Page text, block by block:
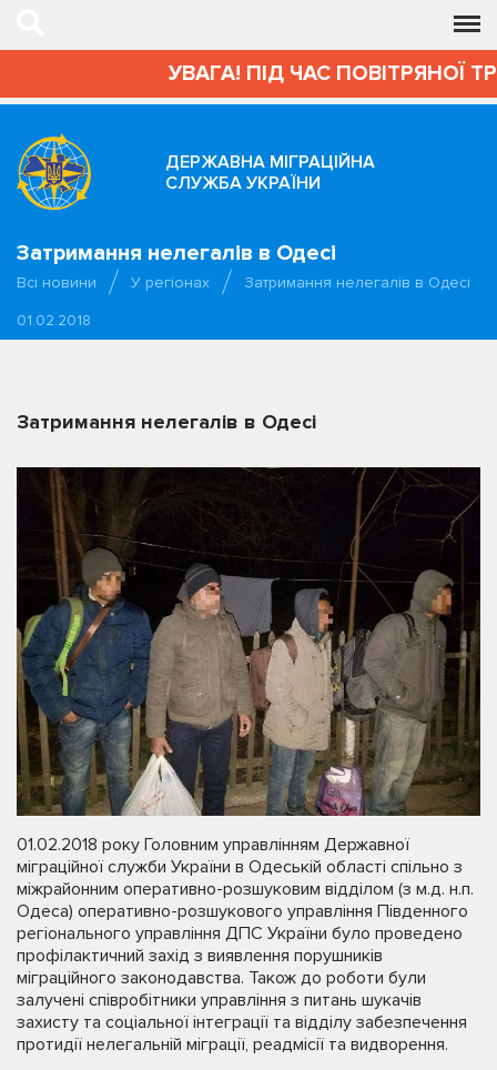
УВАГА! ПІД ЧАС ПОВІТРЯНОЇ
ДЕРЖАВНА МІГРАЦІЙНА
СЛУЖБА УКРАЇНИ
Затримання нелегалів в Одесі
Всі новини У регіонах
Затримання нелегалів в Одесі
01.02.2018
Затримання нелегалів в Одесі
01.02.2018 року Головним управлінням Державної
міграційної служби України в Одеській області спільно з
міжрайонним оперативно-розшуковим відділом (з м.д. н.п.
Одеса) оперативно-розшукового управління Південного
регіонального управління ДПС України було проведено
профілактичний захід з виявлення порушників
міграційного законодавства. Також до роботи були
залучені співробітники управління з питань шукачів
захисту та соціальної інтеграції та відділу забезпечення
протидії нелегальній міграції, реадмісії та видворення.